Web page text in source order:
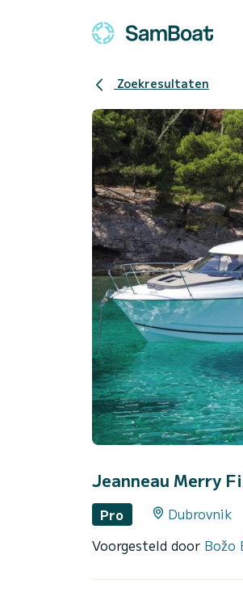
Zoekresultaten
Jeanneau Merry
Pro Dubrovnik
Voorgesteld door Božo